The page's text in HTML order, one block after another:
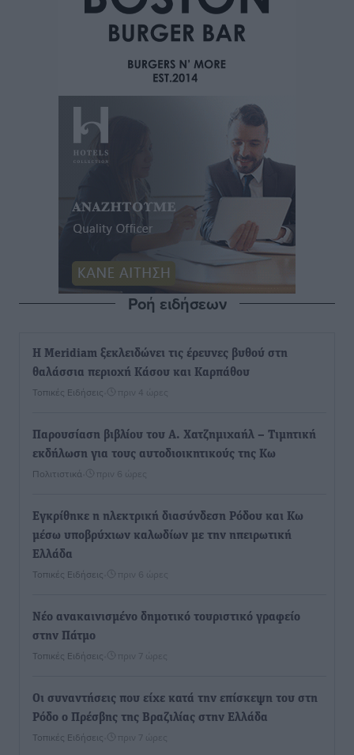
Ροή ειδήσεων
Η Meridiam ξεκλειδώνει τις έρευνες βυθού στη
θαλάσσια περιοχή Κάσου και Καρπάθου
Τοπικές Ειδήσεις πριν 4 ώρες
Παρουσίαση βιβλίου του Α. Χατζημιχαήλ – Τιμητική
εκδήλωση για τους αυτοδιοικητικούς της Κω
Πολιτιστικά πριν 6 ώρες
Εγκρίθηκε η ηλεκτρική διασύνδεση Ρόδου και Κω
μέσω υποβρύχιων καλωδίων με την ηπειρωτική
Ελλάδα
Τοπικές Ειδήσεις πριν 6 ώρες
Νέο ανακαινισμένο δημοτικό τουριστικό γραφείο
στην Πάτμο
Τοπικές Ειδήσεις πριν 7 ώρες
Οι συναντήσεις που είχε κατά την επίσκεψη του στη
Ρόδο ο Πρέσβης της Βραζιλίας στην Ελλάδα
Τοπικές Ειδήσεις πριν 7 ώρες